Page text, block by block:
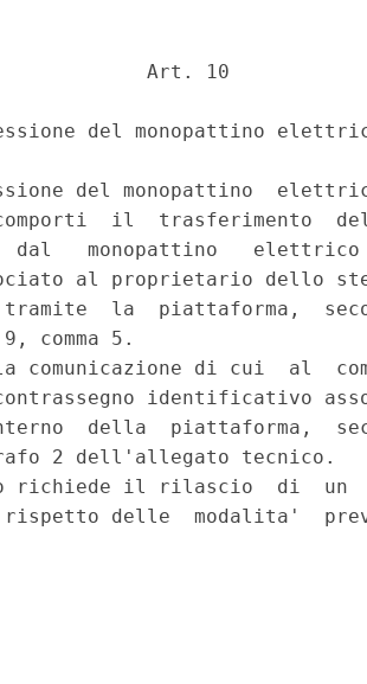
Art. 10
del monopattino
del monopattino
comporti  il  trasferimento
dal   monopattino
al proprietario dello
la  piattaforma,
comma 5.
comunicazione di cui  al
identificativo
della  piattaforma,
2 dell'allegato tecnico.
richiede il rilascio  di  un
delle  modalita'